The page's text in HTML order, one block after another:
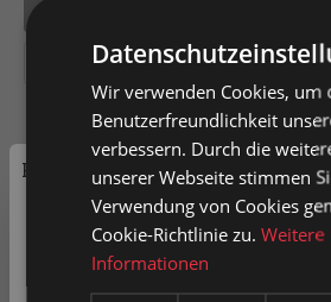
In den
Artikel-Nr.0052364
Preisauszeichnung
Privatkunden können Preise mit
Geschäftskunden Preise ohne MwSt.
werden.
Wir verwenden Cookies, um
Benutzerfreundlichkeit
verbessern. Durch die
unserer Webseite stimmen
Verwendung von Cookies
Cookie-Richtlinie zu.Weitere
Informationen